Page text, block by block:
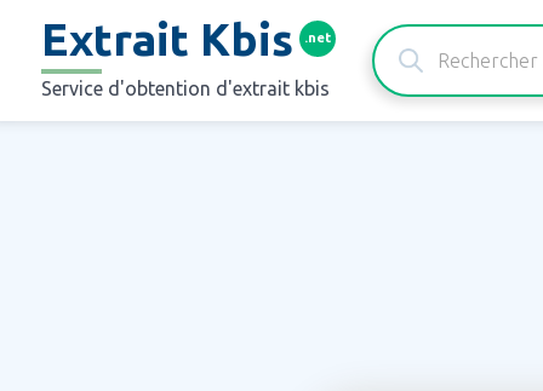
Extrait Kbis .net
Service d'obtention d'extrait kbis
Panneau de gestion des cookies